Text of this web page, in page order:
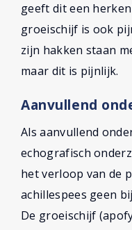
geeft dit een
groeischijf is ook
zijn hakken staan
maar dit is pijnlijk.
Aanvullend
Als aanvullend
echografisch
het verloop van de
achillespees geen
De groeischijf